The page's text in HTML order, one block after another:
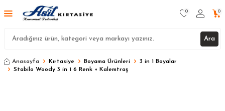
Ara
0 0
Anasayfa Kırtasiye Boyama Ürünleri
3 in 1 Boyalar
Stabilo Woody 3 in 1 6 Renk + Kalemtraş